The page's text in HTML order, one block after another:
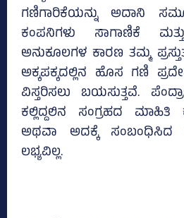
ಗಣಿಗಾರಿಕೆಯನ್ನು ಅದಾನಿ
ಕಂಪನಿಗಳು ಸಾಗಾಣಿಕೆ
ಅನುಕೂಲಗಳ ಕಾರಣ ತಮ್ಮ
ಅಕ್ಕಪಕ್ಕದಲ್ಲಿನ ಹೊಸ ಗಣಿ
ವಿಸ್ತರಿಸಲು ಬಯಸುತ್ತವೆ.
ಕಲ್ಲಿದ್ದಲಿನ ಸಂಗ್ರಹದ ಮಾಹಿತಿ
ಅಥವಾ ಅದಕ್ಕೆ ಸಂಬಂಧಿಸಿದ
ಲಭ್ಯವಿಲ್ಲ.